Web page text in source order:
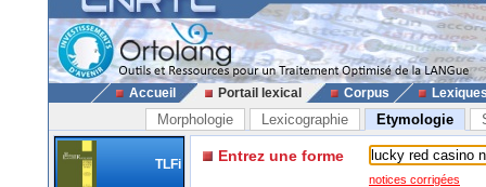
Accueil Portail lexical Corpus
Morphologie Lexicographie Etymologie
TLFi Entrez une forme
notices corrigées